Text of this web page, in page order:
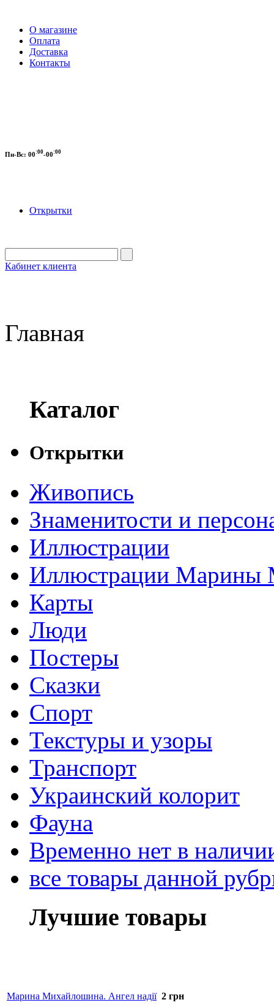
О магазине
Оплата
Доставка
Контакты
Пн-Вс: 00:00-00:00
Открытки
Кабинет клиента
Главная
Каталог
Открытки
Живопись
Знаменитости и
Иллюстрации
Иллюстрации Марины
Карты
Люди
Постеры
Сказки
Спорт
Текстуры и узоры
Транспорт
Украинский колорит
Фауна
Временно нет в
все товары данной
Лучшие товары
Марина Михайлошина. Ангел надії 2 грн